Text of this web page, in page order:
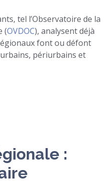
tel l’Observatoire de la
(OVDOC), analysent déjà
font ou défont
périurbains et
: